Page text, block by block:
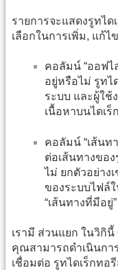
รายการจะแสดงรูทไ
เลือกในการเพิ่ม, แก้ไ
คอลัมน์ “ออฟไ
อยู่หรือไม่ รูทไ
ระบบ และผู้ใช้
เนื้อหาบนไดเ
คอลัมน์ “เส้นท
ต่อเส้นทางขอ
ไม่ ยกตัวอย่าง
ของระบบไฟล์
“เส้นทางที่มีอยู่”
เรามี ส่วนแยก ในวิกิ
คุณสามารถดำเนินกา
เชื่อมต่อ รูทไดเร็กทอ